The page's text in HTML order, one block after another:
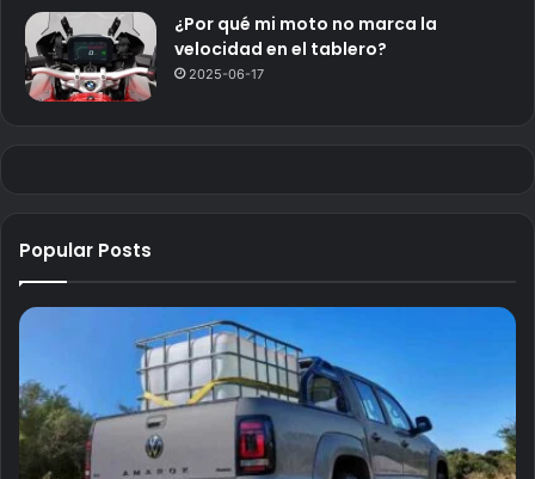
¿Por qué mi moto no marca la
velocidad en el tablero?
2025-06-17
Popular Posts